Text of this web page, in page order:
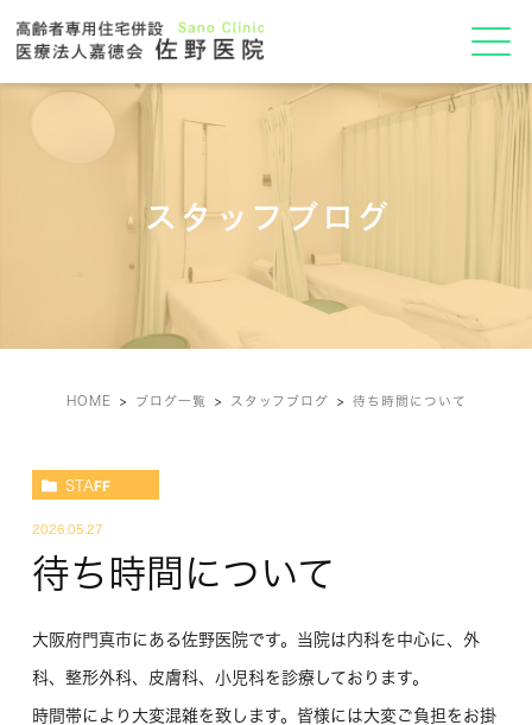
スタッフブログ
HOME ブログ一覧 スタッフブログ 待ち時間について
STAFF
2026.05.27
待ち時間について
大阪府門真市にある佐野医院です。当院は内科を中心に、外
科、整形外科、皮膚科、小児科を診療しております。
時間帯により大変混雑を致します。皆様には大変ご負担をお掛